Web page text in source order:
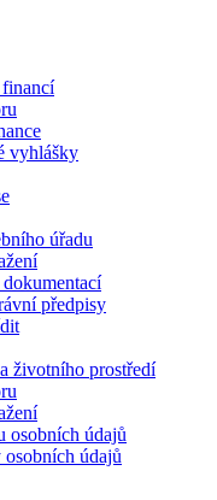
vyhlášky
úřadu
dokumentací
předpisy
životního prostředí
osobních údajů
osobních údajů